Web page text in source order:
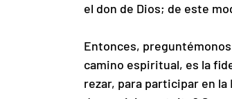
el don de Dios; de este
Entonces,
camino espiritual, es la
rezar, para participar en